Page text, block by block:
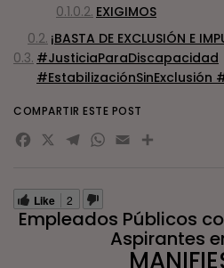
Like 2
Empleados Públicos
Aspirantes
EXIGIMOS
¡BASTA DE EXCLUSIÓN E
#JusticiaParaDiscapacidad
#EstabilizaciónSinExclusión
COMPARTIR ESTE POST
Facebook
X Telegram
WhatsApp
Email